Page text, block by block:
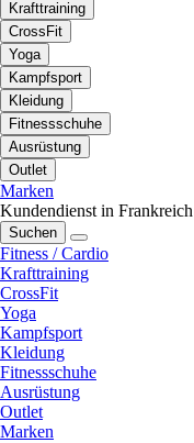
Krafttraining
CrossFit
Yoga
Kampfsport
Kleidung
Fitnessschuhe
Ausrüstung
Outlet
Marken
Kundendienst in Frankreich
Suchen
Fitness / Cardio
Krafttraining
CrossFit
Yoga
Kampfsport
Kleidung
Fitnessschuhe
Ausrüstung
Outlet
Marken